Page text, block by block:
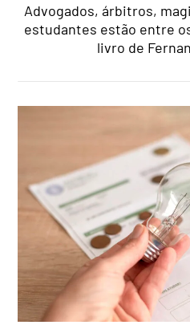
Advogados, árbitros,
estudantes estão entre
livro de